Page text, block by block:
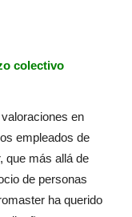
colectivo
en
empleados de
que más allá de
de personas
ha querido